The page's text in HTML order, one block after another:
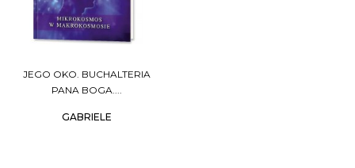
JEGO OKO. BUCHALTERIA
PANA BOGA....
GABRIELE